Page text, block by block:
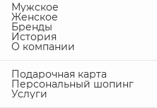
Мужское
Женское
Бренды
История
О компании
Подарочная карта
Персональный шопинг
Услуги